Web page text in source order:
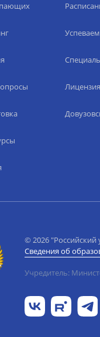
© 2026 "Российский
Сведения об
Учредитель: